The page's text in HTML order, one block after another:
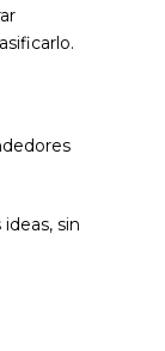
sin